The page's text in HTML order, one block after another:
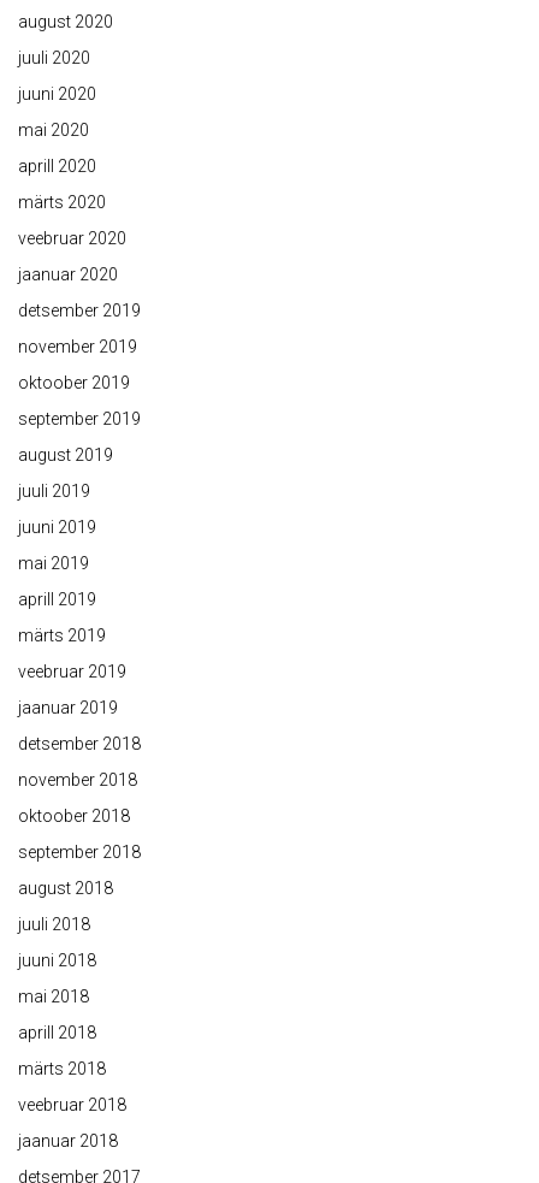
august 2020
juuli 2020
juuni 2020
mai 2020
aprill 2020
märts 2020
veebruar 2020
jaanuar 2020
detsember 2019
november 2019
oktoober 2019
september 2019
august 2019
juuli 2019
juuni 2019
mai 2019
aprill 2019
märts 2019
veebruar 2019
jaanuar 2019
detsember 2018
november 2018
oktoober 2018
september 2018
august 2018
juuli 2018
juuni 2018
mai 2018
aprill 2018
märts 2018
veebruar 2018
jaanuar 2018
detsember 2017